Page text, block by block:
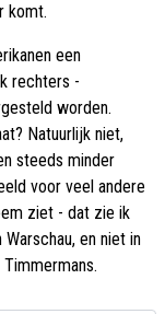
komt.
een
rechters -
worden.
Natuurlijk niet,
steeds minder
voor veel andere
ziet - dat zie ik
en niet in